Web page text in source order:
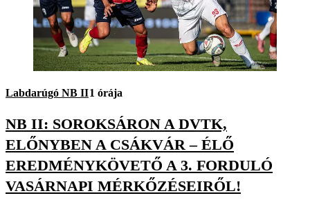
Labdarúgó NB II1 órája
NB II: SOROKSÁRON A DVTK,
ELŐNYBEN A CSÁKVÁR – ÉLŐ
EREDMÉNYKÖVETŐ A 3. FORDULÓ
VASÁRNAPI MÉRKŐZÉSEIRŐL!